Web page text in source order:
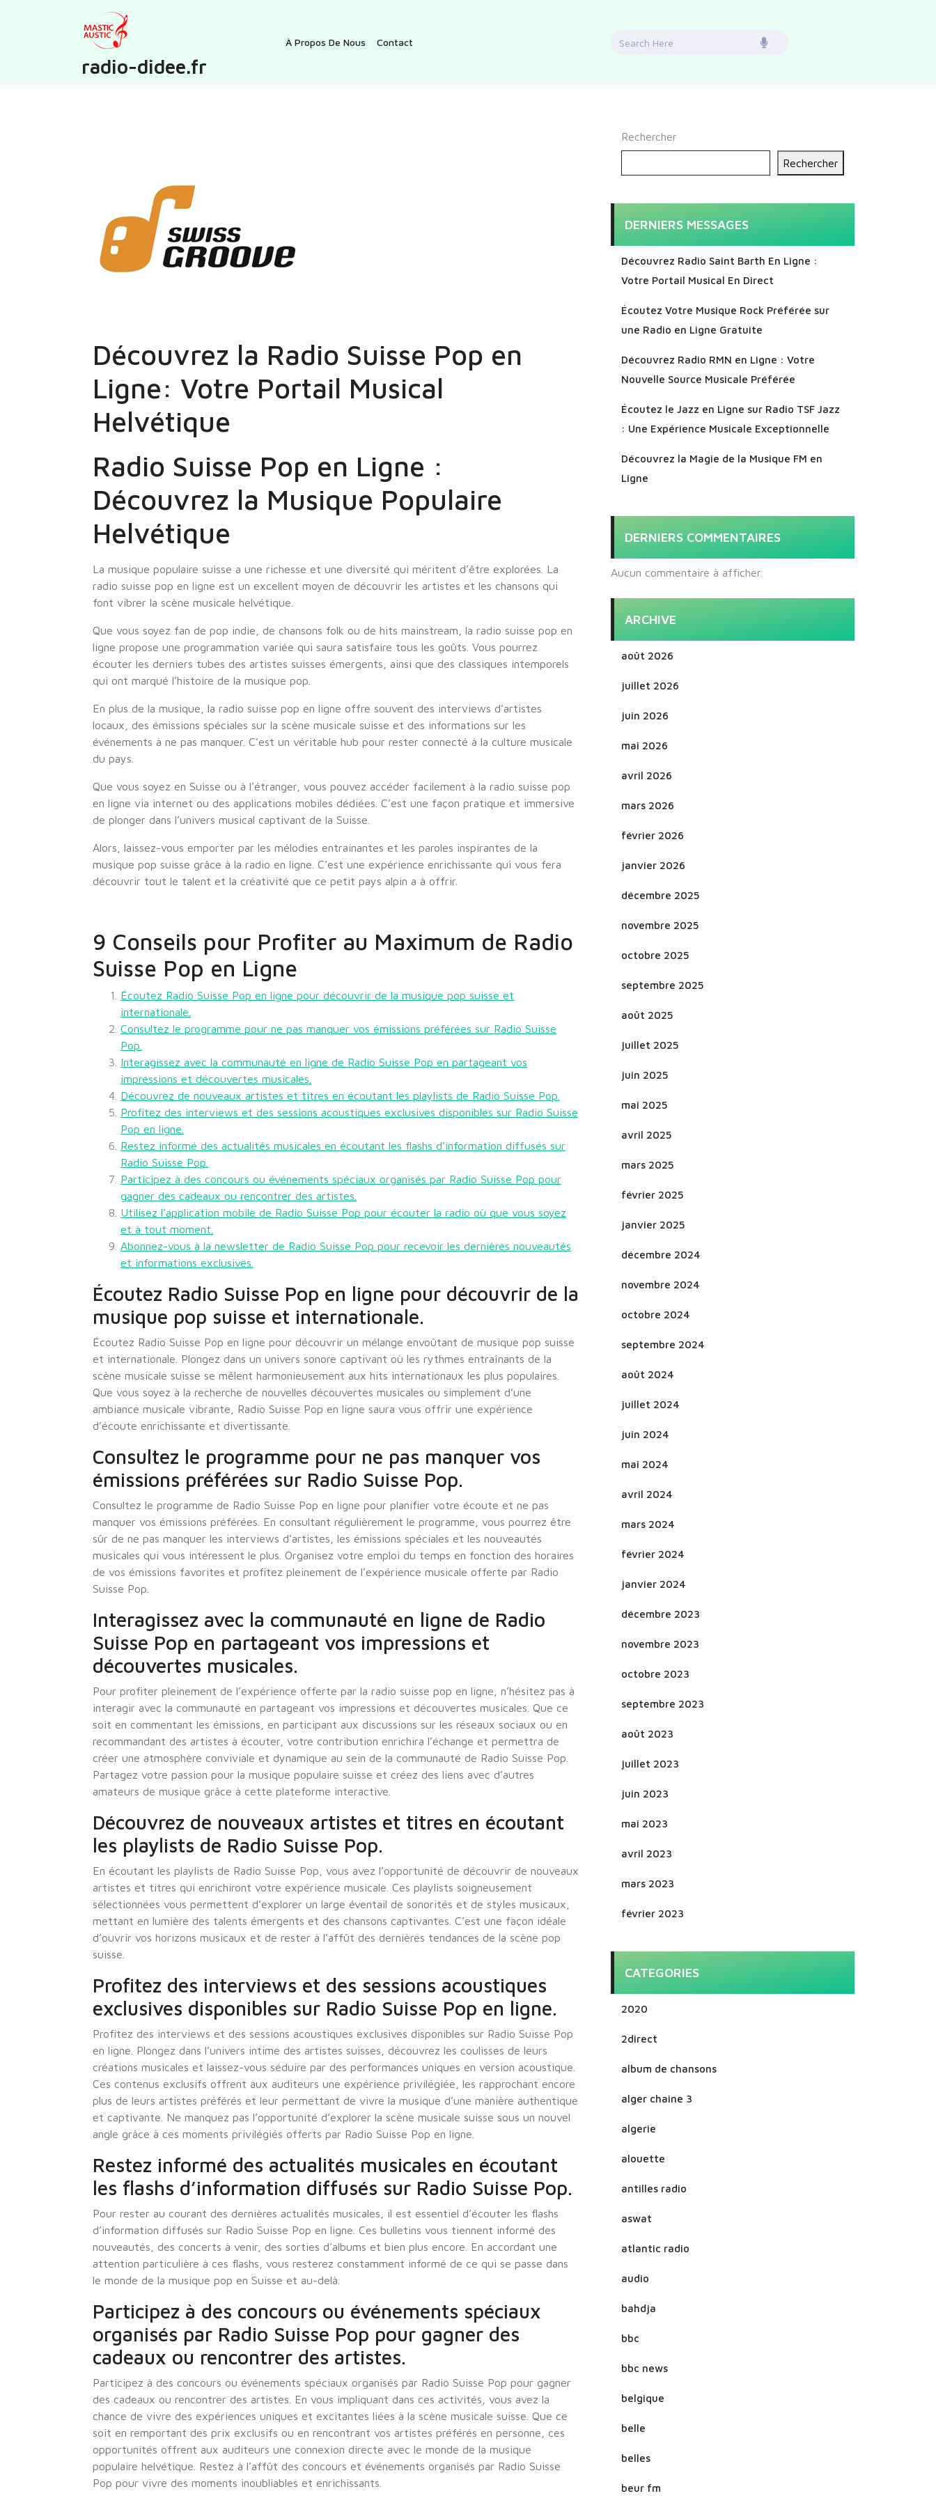
radio-didee.fr
À Propos De Nous Contact
Search
Découvrez la Radio Suisse Pop en
Ligne: Votre Portail Musical
Helvétique
Radio Suisse Pop en Ligne :
Découvrez la Musique Populaire
Helvétique
La musique populaire suisse a une richesse et une diversité qui méritent d’être explorées. La
radio suisse pop en ligne est un excellent moyen de découvrir les artistes et les chansons qui
font vibrer la scène musicale helvétique.
Que vous soyez fan de pop indie, de chansons folk ou de hits mainstream, la radio suisse pop en
ligne propose une programmation variée qui saura satisfaire tous les goûts. Vous pourrez
écouter les derniers tubes des artistes suisses émergents, ainsi que des classiques intemporels
qui ont marqué l’histoire de la musique pop.
En plus de la musique, la radio suisse pop en ligne offre souvent des interviews d’artistes
locaux, des émissions spéciales sur la scène musicale suisse et des informations sur les
événements à ne pas manquer. C’est un véritable hub pour rester connecté à la culture musicale
du pays.
Que vous soyez en Suisse ou à l’étranger, vous pouvez accéder facilement à la radio suisse pop
en ligne via internet ou des applications mobiles dédiées. C’est une façon pratique et immersive
de plonger dans l’univers musical captivant de la Suisse.
Alors, laissez-vous emporter par les mélodies entrainantes et les paroles inspirantes de la
musique pop suisse grâce à la radio en ligne. C’est une expérience enrichissante qui vous fera
découvrir tout le talent et la créativité que ce petit pays alpin a à offrir.
9 Conseils pour Profiter au Maximum de Radio
Suisse Pop en Ligne
Écoutez Radio Suisse Pop en ligne pour découvrir de la musique pop suisse et
internationale.
Consultez le programme pour ne pas manquer vos émissions préférées sur Radio Suisse
Pop.
Interagissez avec la communauté en ligne de Radio Suisse Pop en partageant vos
impressions et découvertes musicales.
Découvrez de nouveaux artistes et titres en écoutant les playlists de Radio Suisse Pop.
Profitez des interviews et des sessions acoustiques exclusives disponibles sur Radio Suisse
Pop en ligne.
Restez informé des actualités musicales en écoutant les flashs d’information diffusés sur
Radio Suisse Pop.
Participez à des concours ou événements spéciaux organisés par Radio Suisse Pop pour
gagner des cadeaux ou rencontrer des artistes.
Utilisez l’application mobile de Radio Suisse Pop pour écouter la radio où que vous soyez
et à tout moment.
Abonnez-vous à la newsletter de Radio Suisse Pop pour recevoir les dernières nouveautés
et informations exclusives.
Écoutez Radio Suisse Pop en ligne pour découvrir de la
musique pop suisse et internationale.
Écoutez Radio Suisse Pop en ligne pour découvrir un mélange envoûtant de musique pop suisse
et internationale. Plongez dans un univers sonore captivant où les rythmes entraînants de la
scène musicale suisse se mêlent harmonieusement aux hits internationaux les plus populaires.
Que vous soyez à la recherche de nouvelles découvertes musicales ou simplement d’une
ambiance musicale vibrante, Radio Suisse Pop en ligne saura vous offrir une expérience
d’écoute enrichissante et divertissante.
Consultez le programme pour ne pas manquer vos
émissions préférées sur Radio Suisse Pop.
Consultez le programme de Radio Suisse Pop en ligne pour planifier votre écoute et ne pas
manquer vos émissions préférées. En consultant régulièrement le programme, vous pourrez être
sûr de ne pas manquer les interviews d’artistes, les émissions spéciales et les nouveautés
musicales qui vous intéressent le plus. Organisez votre emploi du temps en fonction des horaires
de vos émissions favorites et profitez pleinement de l’expérience musicale offerte par Radio
Suisse Pop.
Interagissez avec la communauté en ligne de Radio
Suisse Pop en partageant vos impressions et
découvertes musicales.
Pour profiter pleinement de l’expérience offerte par la radio suisse pop en ligne, n’hésitez pas à
interagir avec la communauté en partageant vos impressions et découvertes musicales. Que ce
soit en commentant les émissions, en participant aux discussions sur les réseaux sociaux ou en
recommandant des artistes à écouter, votre contribution enrichira l’échange et permettra de
créer une atmosphère conviviale et dynamique au sein de la communauté de Radio Suisse Pop.
Partagez votre passion pour la musique populaire suisse et créez des liens avec d’autres
amateurs de musique grâce à cette plateforme interactive.
Découvrez de nouveaux artistes et titres en écoutant
les playlists de Radio Suisse Pop.
En écoutant les playlists de Radio Suisse Pop, vous avez l’opportunité de découvrir de nouveaux
artistes et titres qui enrichiront votre expérience musicale. Ces playlists soigneusement
sélectionnées vous permettent d’explorer un large éventail de sonorités et de styles musicaux,
mettant en lumière des talents émergents et des chansons captivantes. C’est une façon idéale
d’ouvrir vos horizons musicaux et de rester à l’affût des dernières tendances de la scène pop
suisse.
Profitez des interviews et des sessions acoustiques
exclusives disponibles sur Radio Suisse Pop en ligne.
Profitez des interviews et des sessions acoustiques exclusives disponibles sur Radio Suisse Pop
en ligne. Plongez dans l’univers intime des artistes suisses, découvrez les coulisses de leurs
créations musicales et laissez-vous séduire par des performances uniques en version acoustique.
Ces contenus exclusifs offrent aux auditeurs une expérience privilégiée, les rapprochant encore
plus de leurs artistes préférés et leur permettant de vivre la musique d’une manière authentique
et captivante. Ne manquez pas l’opportunité d’explorer la scène musicale suisse sous un nouvel
angle grâce à ces moments privilégiés offerts par Radio Suisse Pop en ligne.
Restez informé des actualités musicales en écoutant
les flashs d’information diffusés sur Radio Suisse Pop.
Pour rester au courant des dernières actualités musicales, il est essentiel d’écouter les flashs
d’information diffusés sur Radio Suisse Pop en ligne. Ces bulletins vous tiennent informé des
nouveautés, des concerts à venir, des sorties d’albums et bien plus encore. En accordant une
attention particulière à ces flashs, vous resterez constamment informé de ce qui se passe dans
le monde de la musique pop en Suisse et au-delà.
Participez à des concours ou événements spéciaux
organisés par Radio Suisse Pop pour gagner des
cadeaux ou rencontrer des artistes.
Participez à des concours ou événements spéciaux organisés par Radio Suisse Pop pour gagner
des cadeaux ou rencontrer des artistes. En vous impliquant dans ces activités, vous avez la
chance de vivre des expériences uniques et excitantes liées à la scène musicale suisse. Que ce
soit en remportant des prix exclusifs ou en rencontrant vos artistes préférés en personne, ces
opportunités offrent aux auditeurs une connexion directe avec le monde de la musique
populaire helvétique. Restez à l’affût des concours et événements organisés par Radio Suisse
Pop pour vivre des moments inoubliables et enrichissants.
Rechercher
Rechercher
DERNIERS MESSAGES
Découvrez Radio Saint Barth En Ligne :
Votre Portail Musical En Direct
Écoutez Votre Musique Rock Préférée sur
une Radio en Ligne Gratuite
Découvrez Radio RMN en Ligne : Votre
Nouvelle Source Musicale Préférée
Écoutez le Jazz en Ligne sur Radio TSF Jazz
: Une Expérience Musicale Exceptionnelle
Découvrez la Magie de la Musique FM en
Ligne
DERNIERS COMMENTAIRES
Aucun commentaire à afficher.
ARCHIVE
août 2026
juillet 2026
juin 2026
mai 2026
avril 2026
mars 2026
février 2026
janvier 2026
décembre 2025
novembre 2025
octobre 2025
septembre 2025
août 2025
juillet 2025
juin 2025
mai 2025
avril 2025
mars 2025
février 2025
janvier 2025
décembre 2024
novembre 2024
octobre 2024
septembre 2024
août 2024
juillet 2024
juin 2024
mai 2024
avril 2024
mars 2024
février 2024
janvier 2024
décembre 2023
novembre 2023
octobre 2023
septembre 2023
août 2023
juillet 2023
juin 2023
mai 2023
avril 2023
mars 2023
février 2023
CATEGORIES
2020
2direct
album de chansons
alger chaine 3
algerie
alouette
antilles radio
aswat
atlantic radio
audio
bahdja
bbc
bbc news
belgique
belle
belles
beur fm